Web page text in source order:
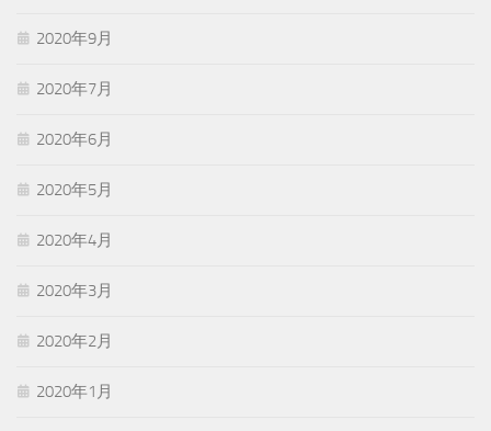
2020年9月
2020年7月
2020年6月
2020年5月
2020年4月
2020年3月
2020年2月
2020年1月